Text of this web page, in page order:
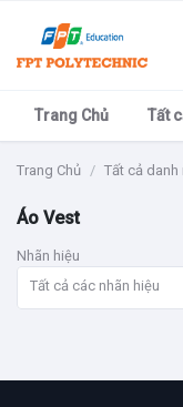
Trang Chủ Tất
Trang Chủ Tất cả danh
Áo Vest
Nhãn hiệu
Tất cả các nhãn hiệu